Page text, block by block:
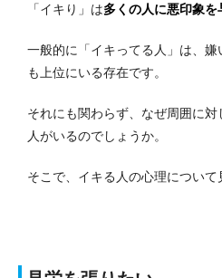
「イキり」は多くの人に悪印象
一般的に「イキってる人」は、
も上位にいる存在です。
それにも関わらず、なぜ周囲に
人がいるのでしょうか。
そこで、イキる人の心理について